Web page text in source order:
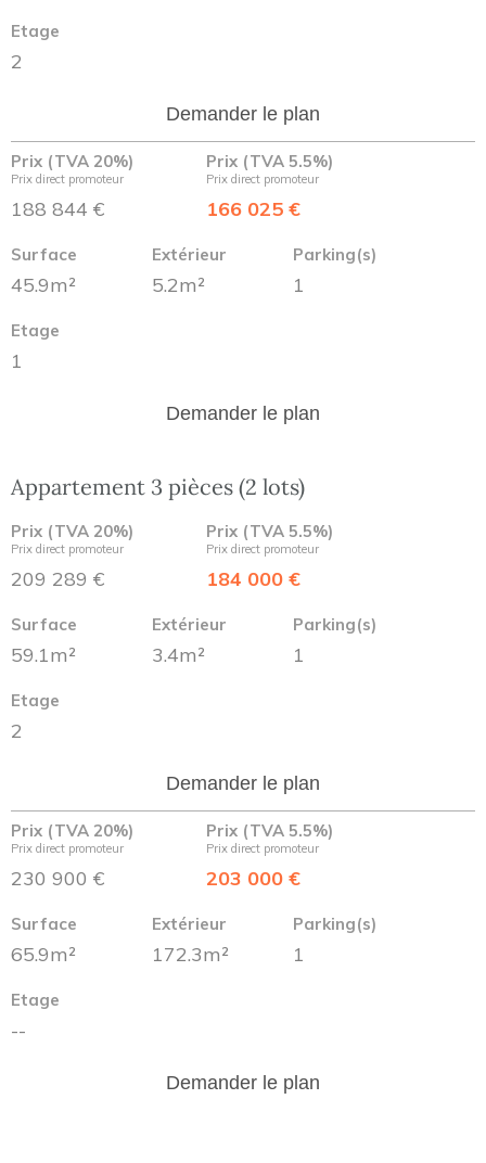
Etage
2
Demander le plan
Prix (TVA 20%)
Prix direct promoteur
188 844 €
Prix (TVA 5.5%)
Prix direct promoteur
166 025 €
Surface
45.9m²
Extérieur
5.2m²
Parking(s)
1
Etage
1
Demander le plan
Appartement 3 pièces (2 lots)
Prix (TVA 20%)
Prix direct promoteur
209 289 €
Prix (TVA 5.5%)
Prix direct promoteur
184 000 €
Surface
59.1m²
Extérieur
3.4m²
Parking(s)
1
Etage
2
Demander le plan
Prix (TVA 20%)
Prix direct promoteur
230 900 €
Prix (TVA 5.5%)
Prix direct promoteur
203 000 €
Surface
65.9m²
Extérieur
172.3m²
Parking(s)
1
Etage
--
Demander le plan